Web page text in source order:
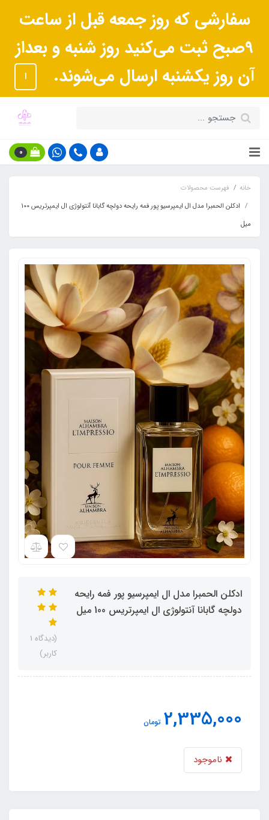
سفارشی که روز جمعه قبل از ساعت
9صبح ثبت می‌کنید روز شنبه و بعداز
آن روز یکشنبه ارسال می‌شوند.
ا
0
خانه
فهرست محصولات
ادکلن الحمبرا مدل ال ایمپرسیو پور فمه رایحه دولچه گابانا آنتولوژی ال ایمپرتریس 100
میل
ادکلن الحمبرا مدل ال ایمپرسیو پور فمه رایحه
دولچه گابانا آنتولوژی ال ایمپرتریس 100 میل
(دیدگاه 1
کاربر)
2,335,000 تومان
ناموجود